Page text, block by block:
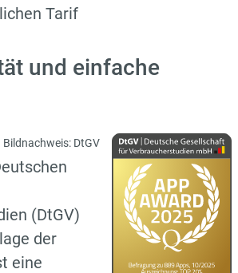
Tarif
und einfache
Bildnachweis: DtGV
(DtGV)
der
eine